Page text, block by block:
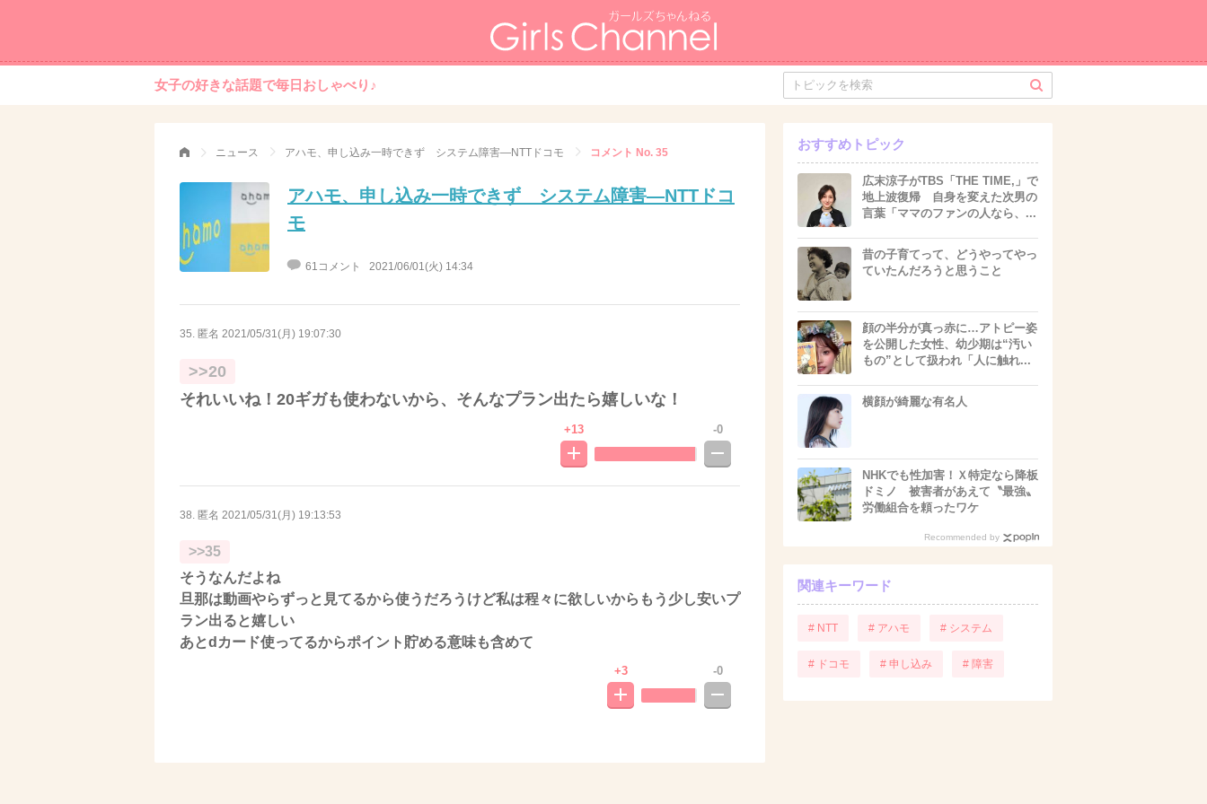
女子の好きな話題で毎日おしゃべり♪
ニュース アハモ、申し込み一時できず システム障害―NTTドコモ コメント No. 35
アハモ、申し込み一時できず システム障害―NTTドコ
モ
61コメント 2021/06/01(火) 14:34
35. 匿名 2021/05/31(月) 19:07:30
>>20
それいいね！20ギガも使わないから、そんなプラン出たら嬉しいな！
+13 -0
38. 匿名 2021/05/31(月) 19:13:53
>>35
そうなんだよね
旦那は動画やらずっと見てるから使うだろうけど私は程々に欲しいからもう少し安いプ
ラン出ると嬉しい
あとdカード使ってるからポイント貯める意味も含めて
+3 -0
おすすめトピック
広末涼子がTBS「THE TIME,」で
地上波復帰 自身を変えた次男の
言葉「ママのファンの人なら、...
昔の子育てって、どうやってやっ
ていたんだろうと思うこと
顔の半分が真っ赤に…アトピー姿
を公開した女性、幼少期は“汚い
もの”として扱われ「人に触れ...
横顔が綺麗な有名人
NHKでも性加害！Ｘ特定なら降板
ドミノ 被害者があえて〝最強〟
労働組合を頼ったワケ
Recommended by
関連キーワード
# NTT # アハモ # システム
# ドコモ # 申し込み # 障害